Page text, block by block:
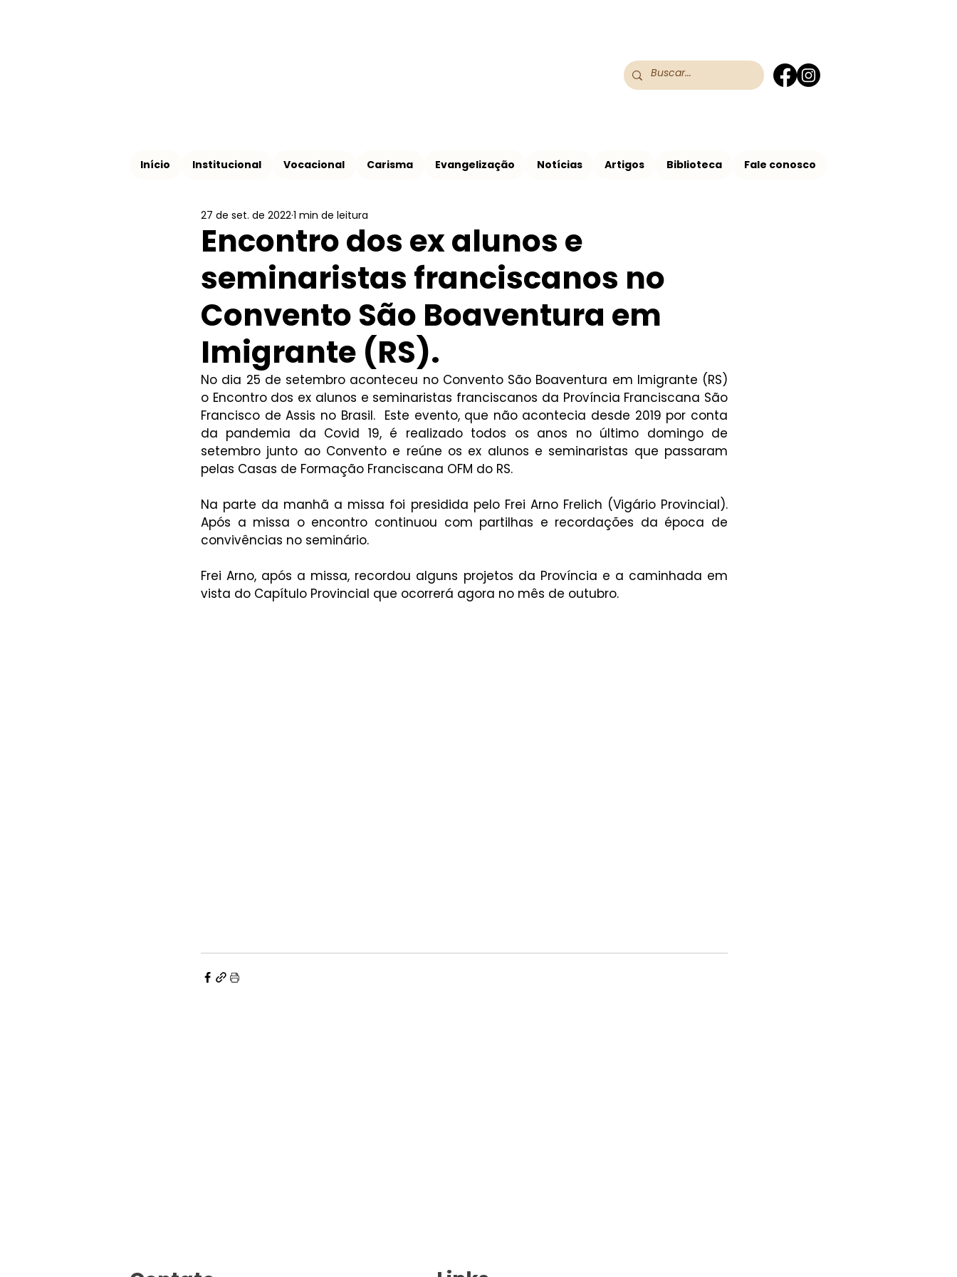
Franciscanos do RS
Início Institucional Vocacional Carisma Evangelização Notícias Artigos Biblioteca Fale conosco
Encontro dos ex alunos e
seminaristas franciscanos no
Convento São Boaventura em
Imigrante (RS).
27 de set. de 20221 min de leitura
No dia 25 de setembro aconteceu no Convento São Boaventura em Imigrante (RS)
o Encontro dos ex alunos e seminaristas franciscanos da Província Franciscana São
Francisco de Assis no Brasil.  Este evento, que não acontecia desde 2019 por conta
da pandemia da Covid 19, é realizado todos os anos no último domingo de
setembro junto ao Convento e reúne os ex alunos e seminaristas que passaram
pelas Casas de Formação Franciscana OFM do RS.
Na parte da manhã a missa foi presidida pelo Frei Arno Frelich (Vigário Provincial).
Após a missa o encontro continuou com partilhas e recordações da época de
convivências no seminário.
Frei Arno, após a missa, recordou alguns projetos da Província e a caminhada em
vista do Capítulo Provincial que ocorrerá agora no mês de outubro.